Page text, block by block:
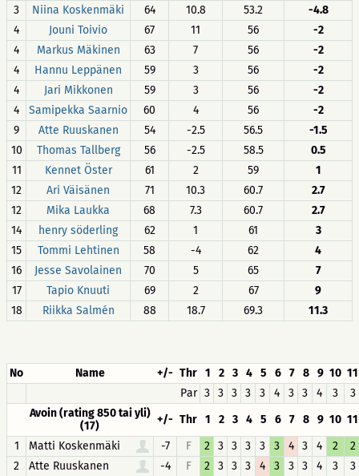
3
Niina Koskenmäki 64 10.8 53.2
-4.8
4
Jouni Toivio 67 11 56
-2
4
Markus Mäkinen 63 7 56
-2
4
Hannu Leppänen 59 3 56
-2
4
Jari Mikkonen 59 3 56
-2
4
Samipekka Saarnio 60 4 56
-2
9
Atte Ruuskanen 54 -2.5 56.5
-1.5
10
Thomas Tallberg 56 -2.5 58.5
0.5
11
Kennet Öster 61 2 59
1
12
Ari Väisänen 71 10.3 60.7
2.7
12
Mika Laukka 68 7.3 60.7
2.7
14
henry söderling 62 1 61
3
15
Tommi Lehtinen 58 -4 62
4
16
Jesse Savolainen 70 5 65
7
17
Tapio Knuuti 69 2 67
9
18
Riikka Salmén 88 18.7 69.3 11.3
No Name +/- Thr 1 2 3 4 5 6 7 8 9 10 11
Par 3 3 3 3 3 4 3 3 4 3
3
Avoin (rating 850 tai yli)
(17)
+/- Thr 1 2 3 4 5 6 7 8 9 10 11
1
Matti Koskenmäki -7 F 2 3 3 3 3 3 4 3 4 2
2
2
Atte Ruuskanen -4 F 2 3 3 3 4 3 3 3 4 3
3